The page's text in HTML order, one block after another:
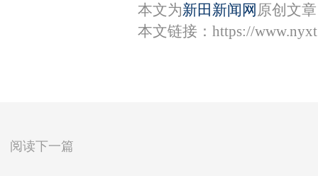
本文为新田新闻网 原创文
本文链接： https://
阅读下一篇